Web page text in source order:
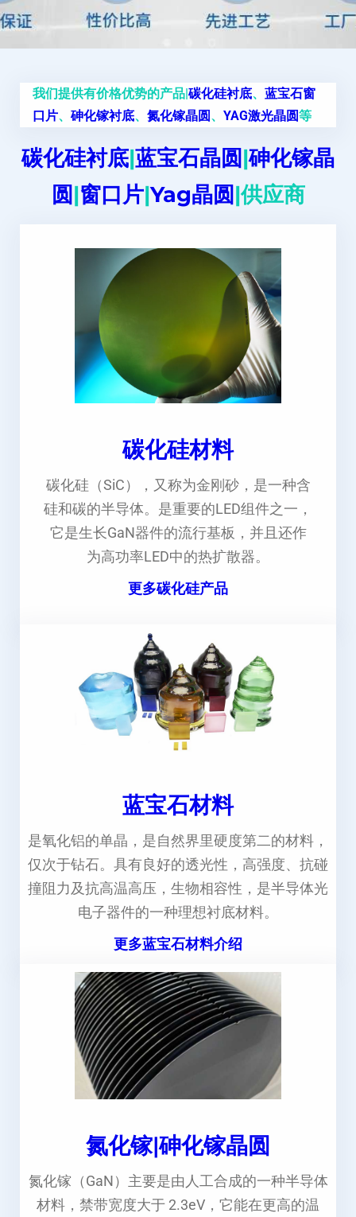
我们提供有价格优势的产品|碳化硅衬底、 蓝宝石窗
口片、 砷化镓衬底、 氮化镓晶圆、 YAG激光晶圆等
碳化硅衬底|蓝宝石晶圆|砷化镓晶
圆|窗口片|Yag晶圆|供应商
碳化硅材料
碳化硅（SiC），又称为金刚砂，是一种含
硅和碳的半导体。是重要的LED组件之一，
它是生长GaN器件的流行基板，并且还作
为高功率LED中的热扩散器。
更多碳化硅产品
蓝宝石材料
是氧化铝的单晶，是自然界里硬度第二的材料，
仅次于钻石。具有良好的透光性，高强度、抗碰
撞阻力及抗高温高压，生物相容性，是半导体光
电子器件的一种理想衬底材料。
更多蓝宝石材料介绍
氮化镓|砷化镓晶圆
氮化镓（GaN）主要是由人工合成的一种半导体
材料，禁带宽度大于 2.3eV，它能在更高的温